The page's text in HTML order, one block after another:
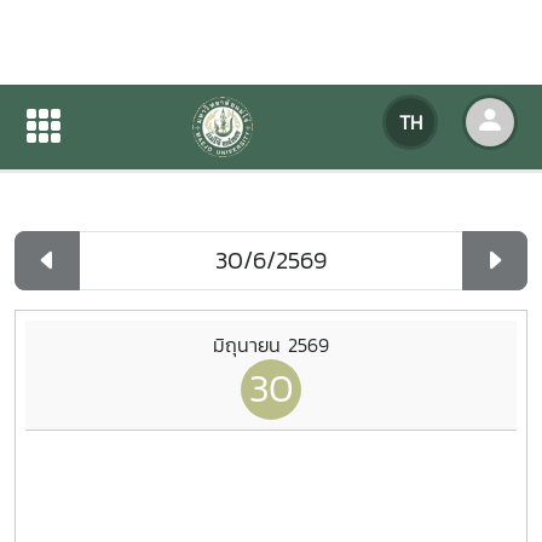
TH
ปฏิทินกิจกรรมของหน่วยงาน
ปฏิทินกิจกรรมของหน่วยงาน
มิถุนายน 2569
30